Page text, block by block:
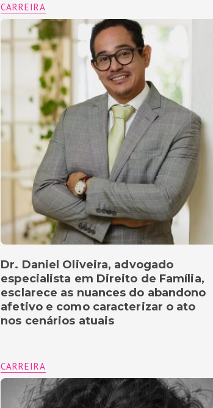
CARREIRA
Dr. Daniel Oliveira, advogado
especialista em Direito de Família,
esclarece as nuances do abandono
afetivo e como caracterizar o ato
nos cenários atuais
CARREIRA